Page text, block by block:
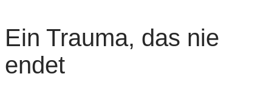
Ein Trauma, das nie
endet